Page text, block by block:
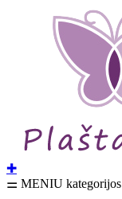
✚
⚌ MENIU kategorijos